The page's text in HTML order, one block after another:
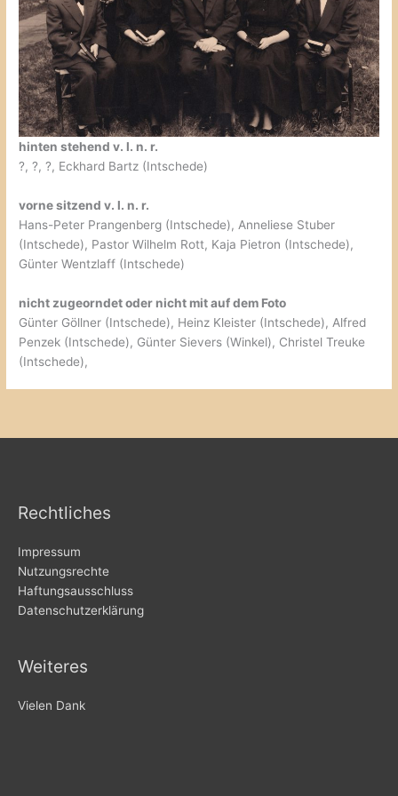
hinten stehend v. l. n. r.
?, ?, ?, Eckhard Bartz (Intschede)
vorne sitzend v. l. n. r.
Hans-Peter Prangenberg (Intschede), Anneliese Stuber
(Intschede), Pastor Wilhelm Rott, Kaja Pietron (Intschede),
Günter Wentzlaff (Intschede)
nicht zugeorndet oder nicht mit auf dem Foto
Günter Göllner (Intschede), Heinz Kleister (Intschede), Alfred
Penzek (Intschede), Günter Sievers (Winkel), Christel Treuke
(Intschede),
Rechtliches
Impressum
Nutzungsrechte
Haftungsausschluss
Datenschutzerklärung
Weiteres
Vielen Dank